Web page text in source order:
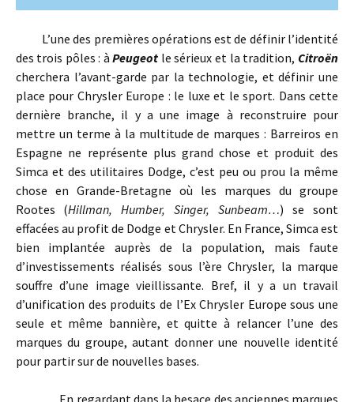
L’une des premières opérations est de définir l’identité
des trois pôles : à Peugeot le sérieux et la tradition, Citroën
cherchera l’avant-garde par la technologie, et définir une
place pour Chrysler Europe : le luxe et le sport. Dans cette
dernière branche, il y a une image à reconstruire pour
mettre un terme à la multitude de marques : Barreiros en
Espagne ne représente plus grand chose et produit des
Simca et des utilitaires Dodge, c’est peu ou prou la même
chose en Grande-Bretagne où les marques du groupe
Rootes (Hillman, Humber, Singer, Sunbeam…) se sont
effacées au profit de Dodge et Chrysler. En France, Simca est
bien implantée auprès de la population, mais faute
d’investissements réalisés sous l’ère Chrysler, la marque
souffre d’une image vieillissante. Bref, il y a un travail
d’unification des produits de l’Ex Chrysler Europe sous une
seule et même bannière, et quitte à relancer l’une des
marques du groupe, autant donner une nouvelle identité
pour partir sur de nouvelles bases.